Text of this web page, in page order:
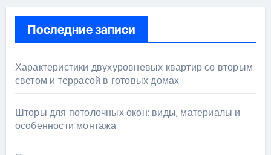
Последние записи
Характеристики двухуровневых квартир со вторым
светом и террасой в готовых домах
Шторы для потолочных окон: виды, материалы и
особенности монтажа